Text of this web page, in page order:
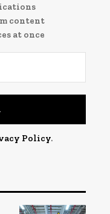
content
at once
Policy.